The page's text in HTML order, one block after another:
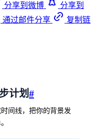
分享到微博
分享到
通过邮件分享
复制链
计划#
间线，把你的背景发